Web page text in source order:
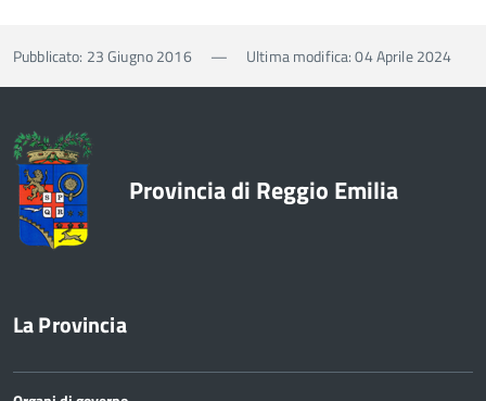
Pubblicato: 23 Giugno 2016 — Ultima modifica: 04 Aprile 2024
Provincia di Reggio Emilia
La Provincia